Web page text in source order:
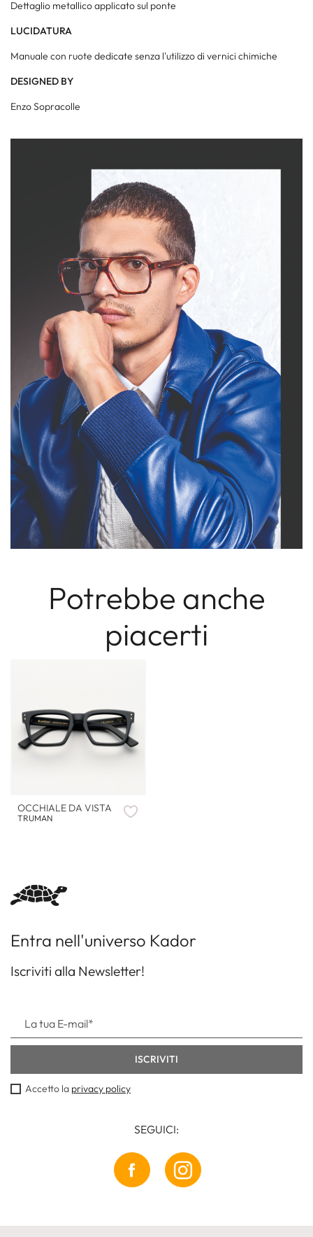
Dettaglio metallico applicato sul ponte
LUCIDATURA
Manuale con ruote dedicate senza l'utilizzo di vernici chimiche
DESIGNED BY
Enzo Sopracolle
Potrebbe anche
piacerti
OCCHIALE DA VISTA
TRUMAN
Entra nell'universo Kador
Iscriviti alla Newsletter!
Accetto la privacy policy
SEGUICI: